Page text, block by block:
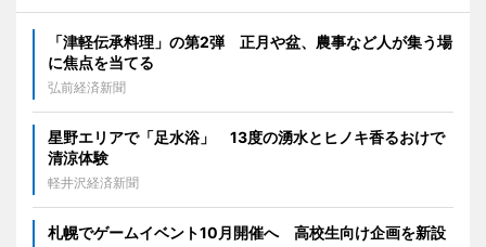
「津軽伝承料理」の第2弾 正月や盆、農事など人が集う場
に焦点を当てる
弘前経済新聞
星野エリアで「足水浴」 13度の湧水とヒノキ香るおけで
清涼体験
軽井沢経済新聞
札幌でゲームイベント10月開催へ 高校生向け企画を新設